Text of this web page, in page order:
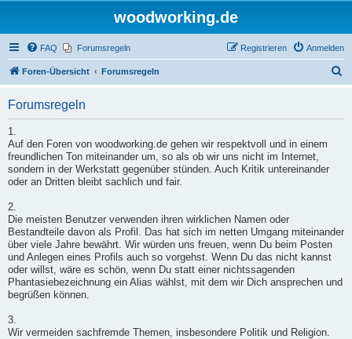
woodworking.de
FAQ Forumsregeln Anmelden
Registrieren
Foren-Übersicht Forumsregeln
Forumsregeln
1.
Auf den Foren von woodworking.de gehen wir respektvoll und in einem
freundlichen Ton miteinander um, so als ob wir uns nicht im Internet,
sondern in der Werkstatt gegenüber stünden. Auch Kritik untereinander
oder an Dritten bleibt sachlich und fair.
2.
Die meisten Benutzer verwenden ihren wirklichen Namen oder
Bestandteile davon als Profil. Das hat sich im netten Umgang miteinander
über viele Jahre bewährt. Wir würden uns freuen, wenn Du beim Posten
und Anlegen eines Profils auch so vorgehst. Wenn Du das nicht kannst
oder willst, wäre es schön, wenn Du statt einer nichtssagenden
Phantasiebezeichnung ein Alias wählst, mit dem wir Dich ansprechen und
begrüßen können.
3.
Wir vermeiden sachfremde Themen, insbesondere Politik und Religion.